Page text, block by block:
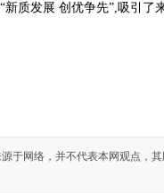
质发展 创优争先”,吸引了
于网络，并不代表本网观点，